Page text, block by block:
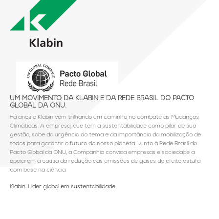
UM MOVIMENTO DA KLABIN E DA REDE BRASIL DO PACTO
GLOBAL DA ONU.
Há anos a Klabin vem trilhando um caminho no combate às Mudanças
Climáticas. A empresa, que tem a sustentabilidade como pilar de sua
gestão, sabe da urgência do tema e da importância da mobilização de
todos para garantir o futuro do nosso planeta. Junto à Rede Brasil do
Pacto Global da ONU, a Companhia convida empresas e sociedade a
apoiarem a causa da redução das emissões de gases de efeito estufa
com base na ciência.
Klabin. Líder global em sustentabilidade.